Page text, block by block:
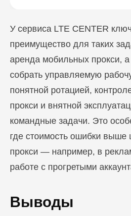
У сервиса LTE CENTER
преимущество для таких
аренда мобильных прокси,
собрать управляемую
понятной ротацией,
прокси и внятной
командные задачи. Это
где стоимость ошибки выше
прокси — например, в
работе с прогретыми
Выводы